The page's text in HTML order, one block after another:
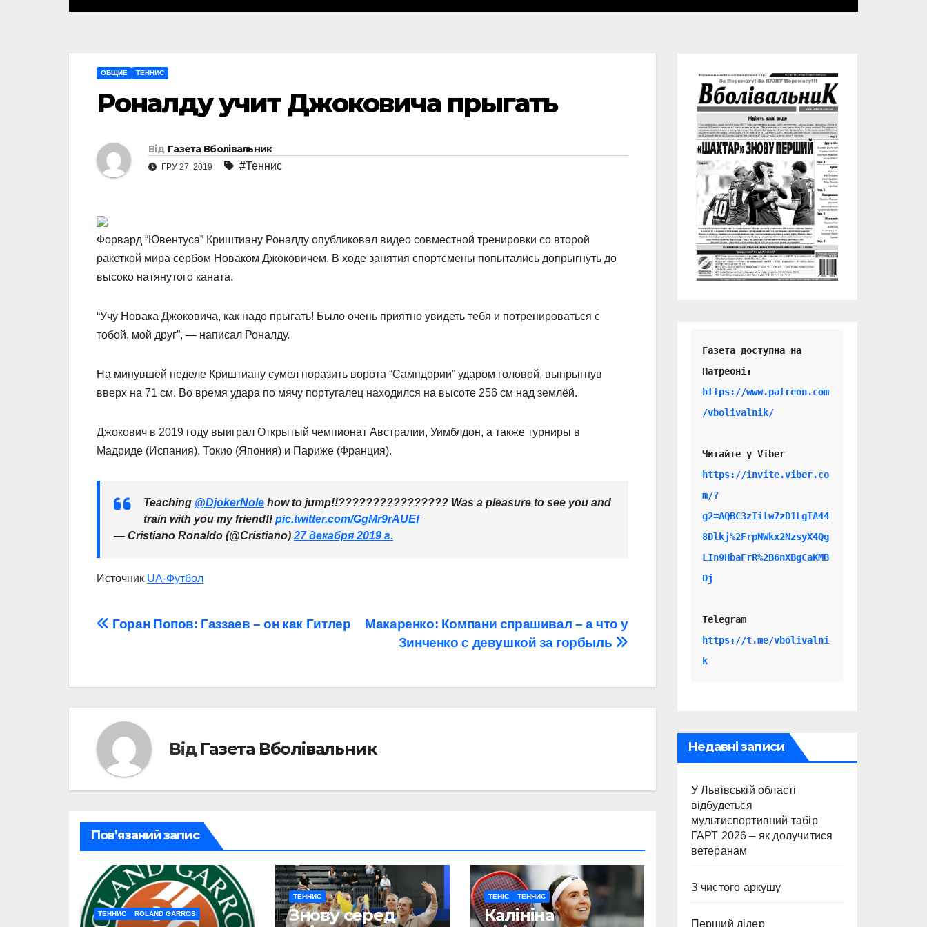
ОБЩИЕ ТЕННИС
Роналду учит Джоковича прыгать
Від Газета Вболівальник
ГРУ 27, 2019 #Теннис
Форвард “Ювентуса” Криштиану Роналду опубликовал видео совместной тренировки со второй
ракеткой мира сербом Новаком Джоковичем. В ходе занятия спортсмены попытались допрыгнуть до
высоко натянутого каната.
“Учу Новака Джоковича, как надо прыгать! Было очень приятно увидеть тебя и потренироваться с
тобой, мой друг”, — написал Роналду.
На минувшей неделе Криштиану сумел поразить ворота “Сампдории” ударом головой, выпрыгнув
вверх на 71 см. Во время удара по мячу португалец находился на высоте 256 см над землёй.
Джокович в 2019 году выиграл Открытый чемпионат Австралии, Уимблдон, а также турниры в
Мадриде (Испания), Токио (Япония) и Париже (Франция).
Teaching @DjokerNole how to jump!!???????????????? Was a pleasure to see you and
train with you my friend!! pic.twitter.com/GgMr9rAUEf
— Cristiano Ronaldo (@Cristiano) 27 декабря 2019 г.
Источник UA-Футбол
Навігація
Макаренко: Компани спрашивал – а что у
Зинченко с девушкой за горбыль
Горан Попов: Газзаев – он как Гитлер
Від Газета Вболівальник
Пов’язаний запис
ТЕННИС ROLAND GARROS
ТЕННИС
Знову серед
ТЕНІС ТЕННИС
Калініна
Газета доступна на
https://www.patreon.com
/vbolivalnik/
Читайте у Viber
https://invite.viber.co
m/?
g2=AQBC3zIilw7zD1LgIA44
8Dlkj%2FrpNWkx2NzsyX4Qg
LIn9HbaFrR%2B6nXBgCaKMB
Dj
Telegram
https://t.me/vbolivalni
k
Недавні записи
У Львівській області
відбудеться
мультиспортивний табір
ГАРТ 2026 – як долучитися
ветеранам
З чистого аркушу
Перший лідер